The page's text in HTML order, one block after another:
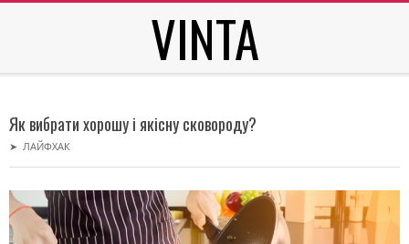
VINTA
Menu
Як вибрати хорошу і якісну сковороду?
➤ ЛАЙФХАК